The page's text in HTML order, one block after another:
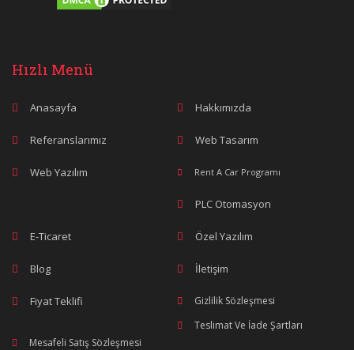
Hızlı Menü
Anasayfa Hakkımızda
Referanslarımız Web Tasarım
Web Yazılım Rent A Car Programı
PLC Otomasyon
E-Ticaret Özel Yazılım
Blog İletişim
Fiyat Teklifi
Gizlilik Sözleşmesi
Teslimat Ve İade Şartları
Mesafeli Satış Sözleşmesi